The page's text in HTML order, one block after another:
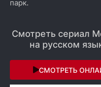
парк.
Смотреть сериал
на русском
СМОТРЕТЬ